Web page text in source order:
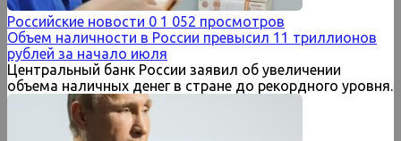
Российские новости 0 1 052 просмотров
Объем наличности в России превысил 11 триллионов
рублей за начало июля
Центральный банк России заявил об увеличении
объема наличных денег в стране до рекордного уровня.